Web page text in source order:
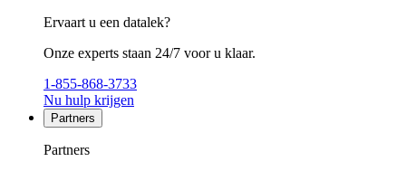
Ervaart u een datalek?
Onze experts staan 24/7 voor u klaar.
1-855-868-3733
Nu hulp krijgen
Partners
Partners